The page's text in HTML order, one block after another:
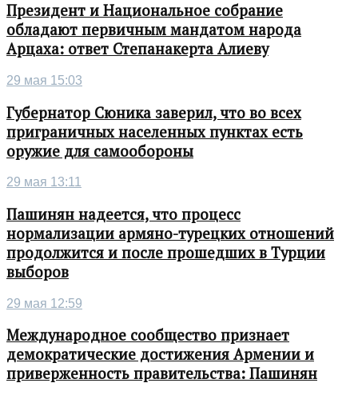
Президент и Национальное собрание
обладают первичным мандатом народа
Арцаха: ответ Степанакерта Алиеву
29 мая 15:03
Губернатор Сюника заверил, что во всех
приграничных населенных пунктах есть
оружие для самообороны
29 мая 13:11
Пашинян надеется, что процесс
нормализации армяно-турецких отношений
продолжится и после прошедших в Турции
выборов
29 мая 12:59
Международное сообщество признает
демократические достижения Армении и
приверженность правительства: Пашинян